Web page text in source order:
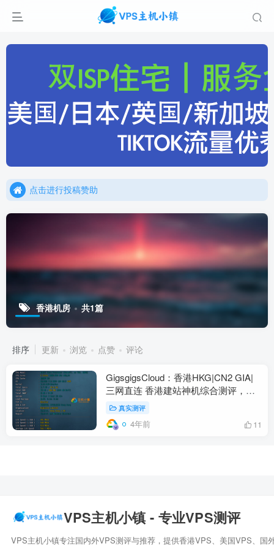
点击加入官方TG频道/聊天群
点击进行投稿赞助
点击加入官方TG频道/聊天群
香港机房 共1篇
排序 更新 浏览 点赞 评论
GigsgigsCloud：香港HKG|CN2 GIA|
三网直连 香港建站神机综合测评，附
带GigsgigsCloud优惠码
真实测评
4年前 11
VPS主机小镇 - 专业VPS测评
VPS主机小镇专注国内外VPS测评与推荐，提供香港VPS、美国VPS、国